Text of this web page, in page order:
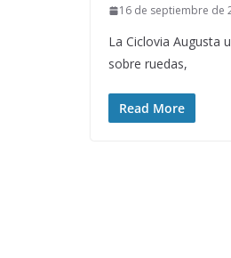
16 de septiembre de
La Ciclovia Augusta
sobre ruedas,
Read More